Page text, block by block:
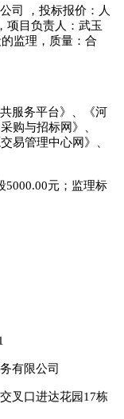
司
，投标报价：人
项目负责人：武玉
监理，质量：合
服务平台》、《河
购与招标网》、
易管理中心网》、
5000.00元；监理标
有限公司
叉口进达花园 17栋